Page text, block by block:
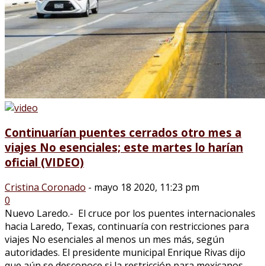
Continuarían puentes cerrados otro mes a
viajes No esenciales; este martes lo harían
oficial (VIDEO)
Cristina Coronado - mayo 18 2020, 11:23 pm
0
Nuevo Laredo.- El cruce por los puentes internacionales
hacia Laredo, Texas, continuaría con restricciones para
viajes No esenciales al menos un mes más, según
autoridades. El presidente municipal Enrique Rivas dijo